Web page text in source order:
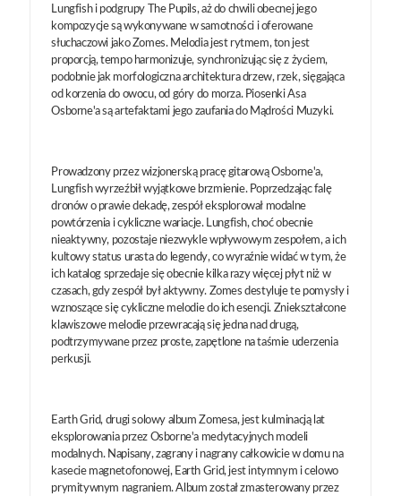
Lungfish i podgrupy The Pupils, aż do chwili obecnej jego
kompozycje są wykonywane w samotności i oferowane
słuchaczowi jako Zomes. Melodia jest rytmem, ton jest
proporcją, tempo harmonizuje, synchronizując się z życiem,
podobnie jak morfologiczna architektura drzew, rzek, sięgająca
od korzenia do owocu, od góry do morza. Piosenki Asa
Osborne'a są artefaktami jego zaufania do Mądrości Muzyki.
Prowadzony przez wizjonerską pracę gitarową Osborne'a,
Lungfish wyrzeźbił wyjątkowe brzmienie. Poprzedzając falę
dronów o prawie dekadę, zespół eksplorował modalne
powtórzenia i cykliczne wariacje. Lungfish, choć obecnie
nieaktywny, pozostaje niezwykle wpływowym zespołem, a ich
kultowy status urasta do legendy, co wyraźnie widać w tym, że
ich katalog sprzedaje się obecnie kilka razy więcej płyt niż w
czasach, gdy zespół był aktywny. Zomes destyluje te pomysły i
wznoszące się cykliczne melodie do ich esencji. Zniekształcone
klawiszowe melodie przewracają się jedna nad drugą,
podtrzymywane przez proste, zapętlone na taśmie uderzenia
perkusji.
Earth Grid, drugi solowy album Zomesa, jest kulminacją lat
eksplorowania przez Osborne'a medytacyjnych modeli
modalnych. Napisany, zagrany i nagrany całkowicie w domu na
kasecie magnetofonowej, Earth Grid, jest intymnym i celowo
prymitywnym nagraniem. Album został zmasterowany przez